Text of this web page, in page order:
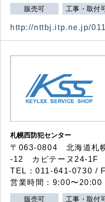
販売可 工事・取付
http://nttbj.itp.ne.jp/
札幌西防犯センター
〒063-0804 北海道札
-12 カピテーヌ24-1F
TEL：011-641-0730 /
営業時間：9:00〜20:00
販売可 工事・取付